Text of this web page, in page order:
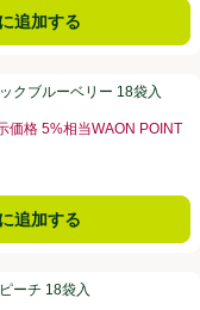
追加する
袋入
クブルーベリー 18袋入
価格 5%相当WAON POINT
ック】税抜表示価格 5%相
追加する
ーチ 18袋入